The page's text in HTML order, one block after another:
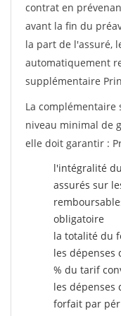
contrat en
avant la fin du
la part de l'assuré,
automatiquement
supplémentaire
La complémentaire
niveau minimal de
elle doit garantir :
l'intégralité
assurés sur
obligatoire
la totalité du
les dépenses
% du tarif
les dépenses
forfait par